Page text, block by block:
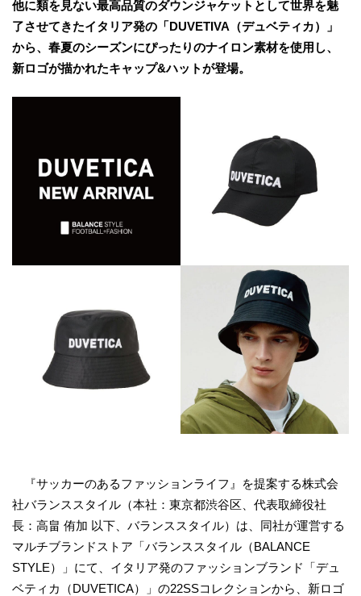
他に類を見ない最高品質のダウンジャケットとして世界を魅
了させてきたイタリア発の「DUVETIVA（デュベティカ）」
から、春夏のシーズンにぴったりのナイロン素材を使用し、
新ロゴが描かれたキャップ&ハットが登場。
『サッカーのあるファッションライフ』を提案する株式会
社バランススタイル（本社：東京都渋谷区、代表取締役社
長：高畠 侑加 以下、バランススタイル）は、同社が運営する
マルチブランドストア「バランススタイル（BALANCE
STYLE）」にて、イタリア発のファッションブランド「デュ
ベティカ（DUVETICA）」の22SSコレクションから、新ロゴ